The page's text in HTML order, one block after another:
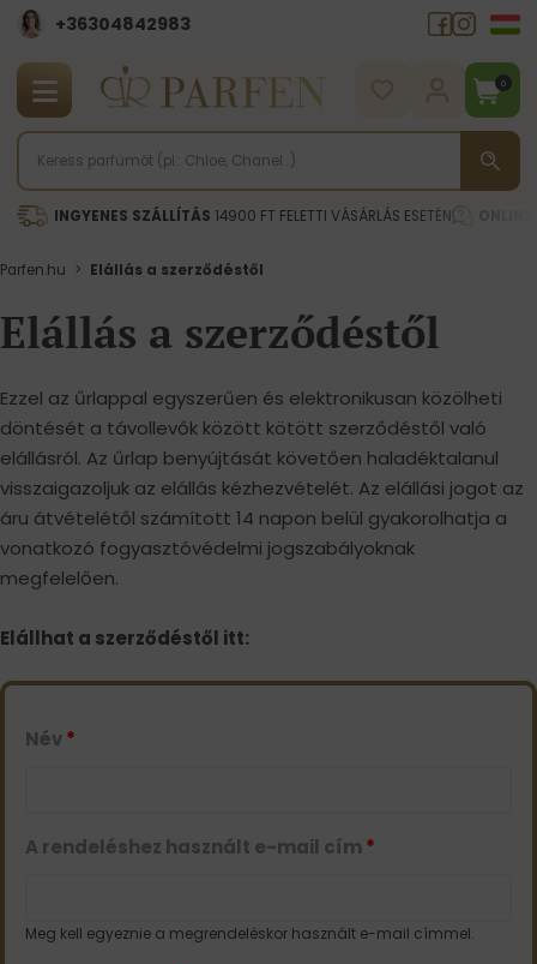
+36304842983
0
INGYENES SZÁLLÍTÁS 14900 FT FELETTI VÁSÁRLÁS ESETÉN
Parfen.hu > Elállás a szerződéstől
Elállás a szerződéstől
Ezzel az űrlappal egyszerűen és elektronikusan közölheti
döntését a távollevők között kötött szerződéstől való
elállásról. Az űrlap benyújtását követően haladéktalanul
visszaigazoljuk az elállás kézhezvételét. Az elállási jogot az
áru átvételétől számított 14 napon belül gyakorolhatja a
vonatkozó fogyasztóvédelmi jogszabályoknak
megfelelően.
Elállhat a szerződéstől itt:
Név*
A rendeléshez használt e-mail cím *
Meg kell egyeznie a megrendeléskor használt e-mail címmel.